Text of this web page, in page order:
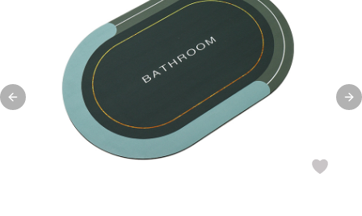
Previous slide